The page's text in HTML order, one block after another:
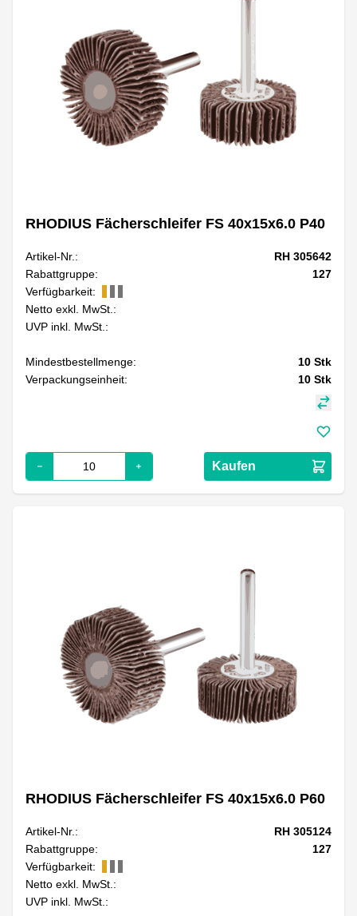
RHODIUS Fächerschleifer FS 40x15x6.0 P40
Artikel-Nr.:
RH 305642
Rabattgruppe:
127
Verfügbarkeit:
Netto exkl. MwSt.:
UVP inkl. MwSt.:
Mindestbestellmenge: 10 Stk
Verpackungseinheit:
10 Stk
Kaufen
RHODIUS Fächerschleifer FS 40x15x6.0 P60
Artikel-Nr.:
RH 305124
Rabattgruppe:
127
Verfügbarkeit:
Netto exkl. MwSt.:
UVP inkl. MwSt.: